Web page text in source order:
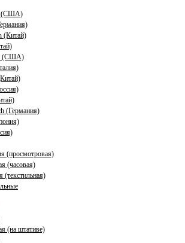
(США)
(Китай)
(США)
(Германия)
(просмотровая)
(часовая)
(текстильная)
(на штативе)